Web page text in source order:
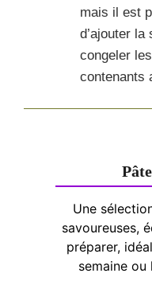
mais il est
d’ajouter
congeler
contenants
Une
savoureuses,
préparer,
semaine ou